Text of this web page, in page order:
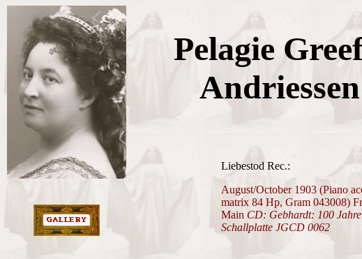
Pelagie
Andriessen
Liebestod Rec.:
August/October 1903 (Piano
matrix 84 Hp, Gram 043008)
Main CD: Gebhardt: 100
Schallplatte JGCD 0062